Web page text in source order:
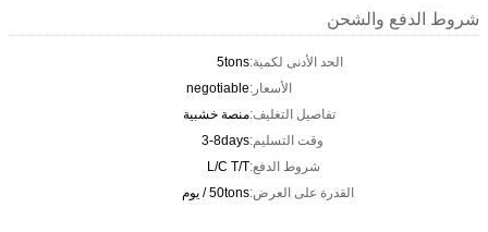
شروط الدفع والشحن
الحد الأدنى لكمية:5tons
الأسعار:negotiable
تفاصيل التغليف:منصة خشبية
وقت التسليم:3-8days
شروط الدفع:L/C T/T
القدرة على العرض:50tons / يوم